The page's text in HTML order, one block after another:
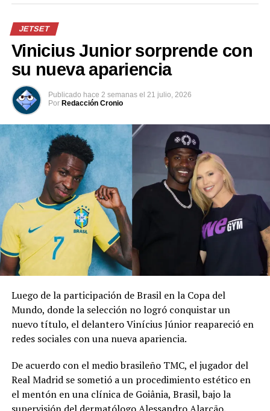
— Insider City
(@InsiderCity_Ar)July
24, 2026
Uno de los momentos que más llamó la atención fue la
participación de Haaland en el tradicional “viking row”,
una celebración popularizada por jugadores y
aficionados noruegos durante el Mundial 2026. El
atacante del Manchester City dirigió la coreografía
mientras los invitados remaban sentados sobre el suelo
en el lugar de la recepción.
Erling Haaland brought
the ‘viking row’ to
Gianluigi
Donnarumma’s
wedding
pic.twitter.com/HP6MLIDybX
— Sky Sports Premier
League
JETSET
Vinicius Junior sorprende con
su nueva apariencia
Publicado hace 2 semanas el 21 julio, 2026
Por Redacción Cronio
Luego de la participación de Brasil en la Copa del
Mundo, donde la selección no logró conquistar un
nuevo título, el delantero Vinícius Júnior reapareció en
redes sociales con una nueva apariencia.
De acuerdo con el medio brasileño TMC, el jugador del
Real Madrid se sometió a un procedimiento estético en
el mentón en una clínica de Goiânia, Brasil, bajo la